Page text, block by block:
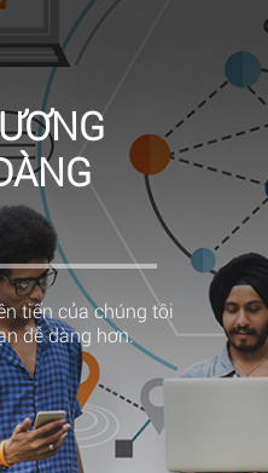
tiến của chúng tôi
dễ dàng hơn.